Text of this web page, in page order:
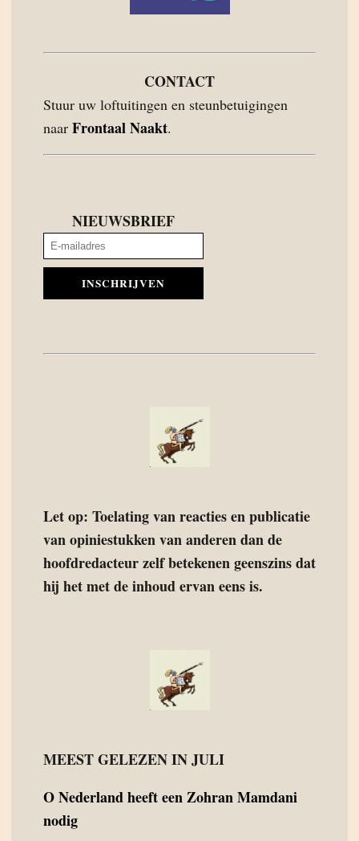
CONTACT
Stuur uw loftuitingen en steunbetuigingen
naar Frontaal Naakt.
NIEUWSBRIEF
INSCHRIJVEN
Let op: Toelating van reacties en publicatie
van opiniestukken van anderen dan de
hoofdredacteur zelf betekenen geenszins dat
hij het met de inhoud ervan eens is.
MEEST GELEZEN IN JULI
ONederland heeft een Zohran Mamdani
nodig